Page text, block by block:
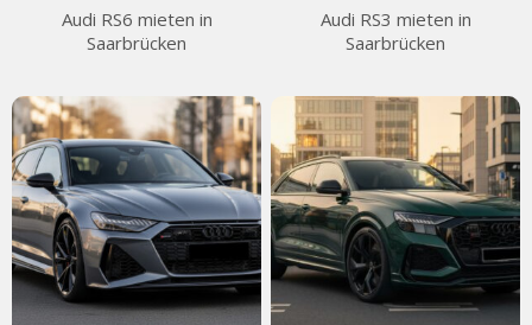
Audi RS6 mieten in
Saarbrücken
Audi RS3 mieten in
Saarbrücken